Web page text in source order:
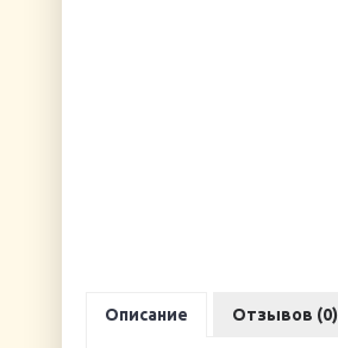
Описание Отзывов (0)